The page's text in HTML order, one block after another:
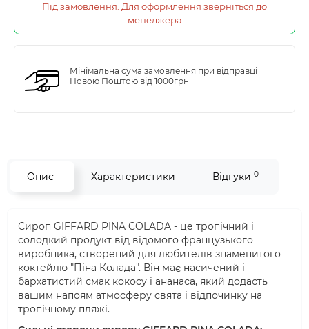
Під замовлення. Для оформлення зверніться до
менеджера
Мінімальна сума замовлення при відправці
Новою Поштою від 1000грн
Опис Характеристики Відгуки 0
Сироп GIFFARD PINA COLADA - це тропічний і
солодкий продукт від відомого французького
виробника, створений для любителів знаменитого
коктейлю "Піна Колада". Він має насичений і
бархатистий смак кокосу і ананаса, який додасть
вашим напоям атмосферу свята і відпочинку на
тропічному пляжі.